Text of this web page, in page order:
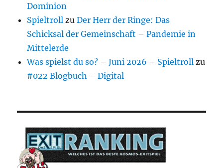
Dominion
Spieltroll zuDer Herr der Ringe: Das
Schicksal der Gemeinschaft – Pandemie in
Mittelerde
Was spielst du so? – Juni 2026 – Spieltroll zu
#022 Blogbuch – Digital